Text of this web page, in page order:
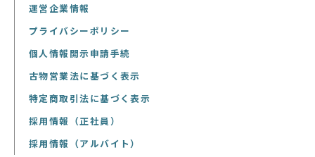
運営企業情報
プライバシーポリシー
個人情報開示申請手続
古物営業法に基づく表示
特定商取引法に基づく表示
採用情報（正社員）
採用情報（アルバイト）